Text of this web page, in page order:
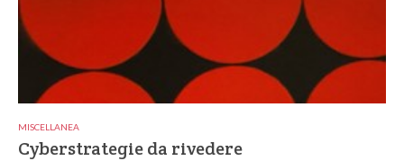
MISCELLANEA
Cyberstrategie da rivedere